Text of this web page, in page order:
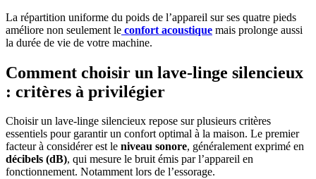
La répartition uniforme du poids de l’appareil sur ses quatre pieds
améliore non seulement le confort acoustique mais prolonge aussi
la durée de vie de votre machine.
Comment choisir un lave-linge silencieux
: critères à privilégier
Choisir un lave-linge silencieux repose sur plusieurs critères
essentiels pour garantir un confort optimal à la maison. Le premier
facteur à considérer est le niveau sonore, généralement exprimé en
décibels (dB), qui mesure le bruit émis par l’appareil en
fonctionnement. Notamment lors de l’essorage.